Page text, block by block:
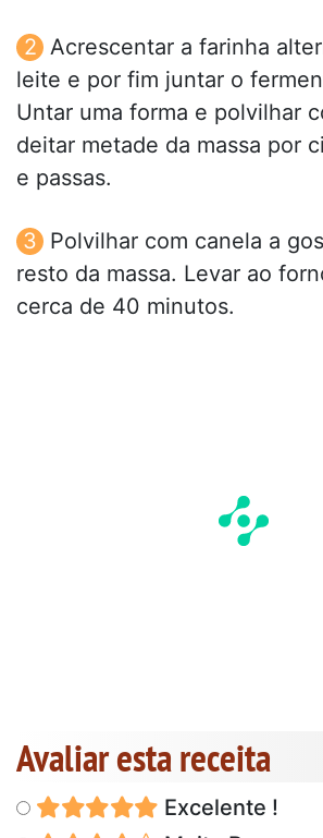
Acrescentar a farinha
leite e por fim juntar o
Untar uma forma e polvilhar
deitar metade da massa por
e passas.
Polvilhar com canela a
resto da massa. Levar ao
cerca de 40 minutos.
Avaliar esta receita
Excelente !